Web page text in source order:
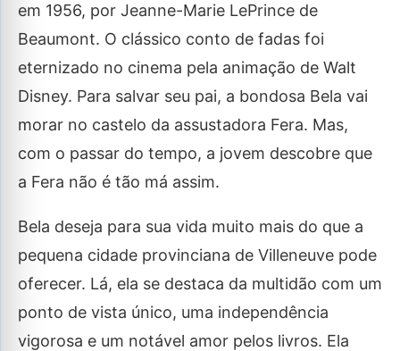
em 1956, por Jeanne-Marie LePrince de
Beaumont. O clássico conto de fadas foi
eternizado no cinema pela animação de Walt
Disney. Para salvar seu pai, a bondosa Bela vai
morar no castelo da assustadora Fera. Mas,
com o passar do tempo, a jovem descobre que
a Fera não é tão má assim.
Bela deseja para sua vida muito mais do que a
pequena cidade provinciana de Villeneuve pode
oferecer. Lá, ela se destaca da multidão com um
ponto de vista único, uma independência
vigorosa e um notável amor pelos livros. Ela